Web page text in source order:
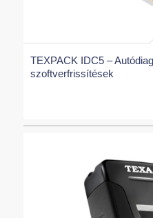
TEXPACK IDC5 –
szoftverfrissítések